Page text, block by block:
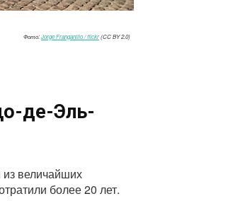
Фото:Jorge Franganillo / flickr(CC BY 2.0)
де-Эль-
величайших
более 20 лет.